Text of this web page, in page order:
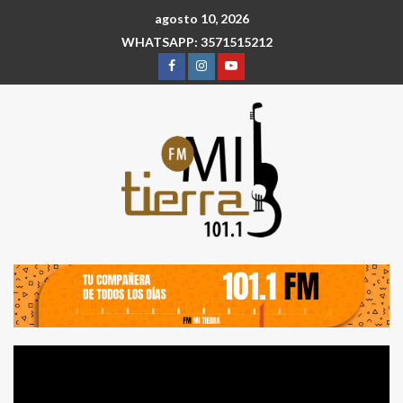
agosto 10, 2026
WHATSAPP: 3571515212